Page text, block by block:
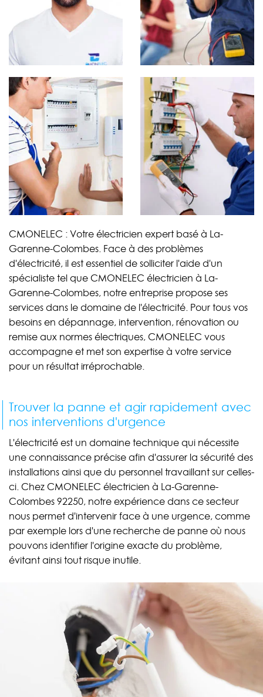
CMONELEC : Votre électricien expert basé à La-
Garenne-Colombes. Face à des problèmes
d'électricité, il est essentiel de solliciter l'aide d'un
spécialiste tel que CMONELEC électricien à La-
Garenne-Colombes, notre entreprise propose ses
services dans le domaine de l'électricité. Pour tous vos
besoins en dépannage, intervention, rénovation ou
remise aux normes électriques, CMONELEC vous
accompagne et met son expertise à votre service
pour un résultat irréprochable.
Trouver la panne et agir rapidement avec
nos interventions d'urgence
L'électricité est un domaine technique qui nécessite
une connaissance précise afin d'assurer la sécurité des
installations ainsi que du personnel travaillant sur celles-
ci. Chez CMONELEC électricien à La-Garenne-
Colombes 92250, notre expérience dans ce secteur
nous permet d'intervenir face à une urgence, comme
par exemple lors d'une recherche de panne où nous
pouvons identifier l'origine exacte du problème,
évitant ainsi tout risque inutile.